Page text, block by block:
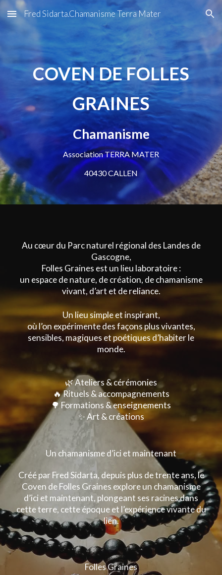
Skip to main content Skip to navigation
Fred Sidarta.Chamanisme Terra Mater
COVEN DE FOLLES
GRAINES
Chamanisme
Association TERRA MATER
40430 CALLEN
Au cœur du Parc naturel régional des Landes de
Gascogne,
Folles Graines est un lieu laboratoire :
un espace de nature, de création, de chamanisme
vivant, d’art et de reliance.
Un lieu simple et inspirant,
où l’on expérimente des façons plus vivantes,
sensibles, magiques et poétiques d’habiter le
monde.
🌿 Ateliers & cérémonies
🔥 Rituels & accompagnements
🌳 Formations & enseignements
✨ Art & créations
Un chamanisme d’ici et maintenant
Créé par Fred Sidarta, depuis plus de trente ans,le
Coven de Folles Graines explore un chamanisme
d’ici et maintenant, plongeant ses racines dans
cette terre, cette époque et l’expérience vivante du
lien.
Folles Graines